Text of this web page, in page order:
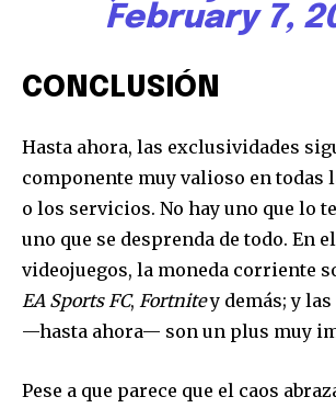
February 7,
CONCLUSIÓN
Hasta ahora, las exclusividades
componente muy valioso en todas
o los servicios. No hay uno que lo
uno que se desprenda de todo. En
videojuegos, la moneda corriente
EA Sports FC, Fortnitey demás; y
—hasta ahora— son un plus muy
Pese a que parece que el caos